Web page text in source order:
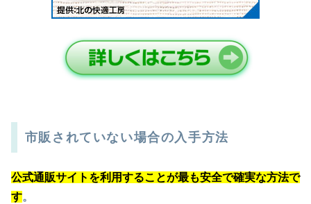
市販されていない場合の入手方法
公式通販サイトを利用することが最も安全で確実な方法で
す。